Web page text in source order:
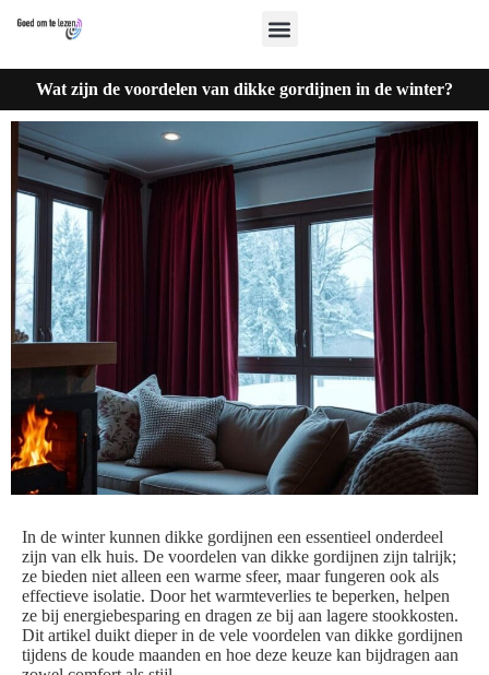
Wat zijn de voordelen van dikke gordijnen in de winter?
In de winter kunnen dikke gordijnen een essentieel onderdeel
zijn van elk huis. De voordelen van dikke gordijnen zijn talrijk;
ze bieden niet alleen een warme sfeer, maar fungeren ook als
effectieve isolatie. Door het warmteverlies te beperken, helpen
ze bij energiebesparing en dragen ze bij aan lagere stookkosten.
Dit artikel duikt dieper in de vele voordelen van dikke gordijnen
tijdens de koude maanden en hoe deze keuze kan bijdragen aan